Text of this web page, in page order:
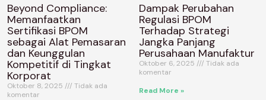
Beyond Compliance:
Memanfaatkan
Sertifikasi BPOM
sebagai Alat Pemasaran
dan Keunggulan
Kompetitif di Tingkat
Korporat
Oktober 8, 2025
Tidak ada
komentar
Dampak Perubahan
Regulasi BPOM
Terhadap Strategi
Jangka Panjang
Perusahaan Manufaktur
Oktober 6, 2025
Tidak ada
komentar
Read More »